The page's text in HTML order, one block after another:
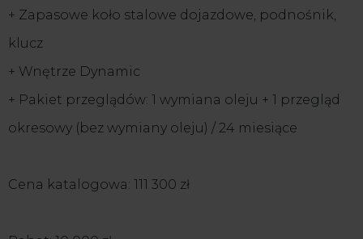
+ Zapasowe koło stalowe dojazdowe, podnośnik,
klucz
+ Wnętrze Dynamic
+ Pakiet przeglądów: 1 wymiana oleju + 1 przegląd
okresowy (bez wymiany oleju) / 24 miesiące
Cena katalogowa: 111 300 zł